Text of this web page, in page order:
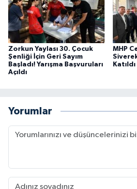
Zorkun Yaylası 30. Çocuk
Şenliği İçin Geri Sayım
Başladı! Yarışma Başvuruları
Açıldı
MHP
Katıldı
Yorumlar